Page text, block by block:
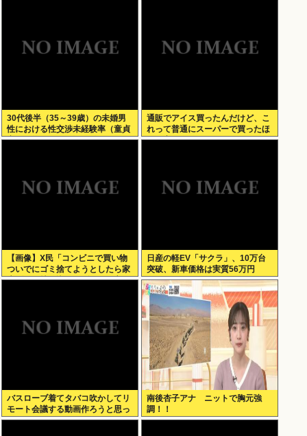
30代後半（35～39歳）の未婚男
性における性交渉未経験率（童貞
率）が約26%（4人に1人）
通販でアイス買ったんだけど、こ
れって普通にスーパーで買ったほ
うが安くないか？
【画像】X民「コンビニで買い物
ついでにゴミ捨てようとしたら家
庭ゴミの持ち込みはダメって言わ
日産の軽EV「サクラ」、10万台
突破、新車価格は実質56万円
バスローブ着てタバコ吹かしてリ
モート会議する動画作ろうと思っ
てるんだが
南後杏子アナ ニットで胸元強
調！！